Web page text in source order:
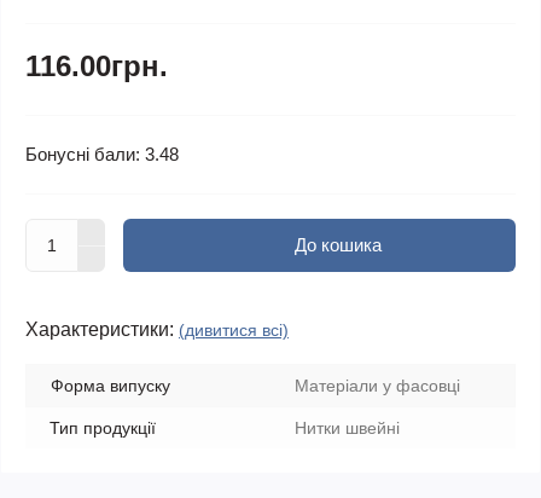
116.00грн.
Бонусні бали: 3.48
До кошика
Характеристики: (дивитися всі)
Форма випуску Матеріали у фасовці
Тип продукції Нитки швейні